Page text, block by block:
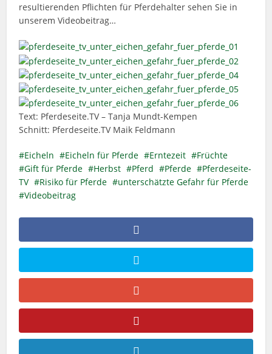
resultierenden Pflichten für Pferdehalter sehen Sie in
unserem Videobeitrag…
Text: Pferdeseite.TV – Tanja Mundt-Kempen
Schnitt: Pferdeseite.TV Maik Feldmann
Eicheln Eicheln für Pferde Erntezeit
Früchte
Gift für Pferde
Herbst Pferd Pferde
Pferdeseite-
TV
Risiko für Pferde
unterschätzte Gefahr für Pferde
Videobeitrag